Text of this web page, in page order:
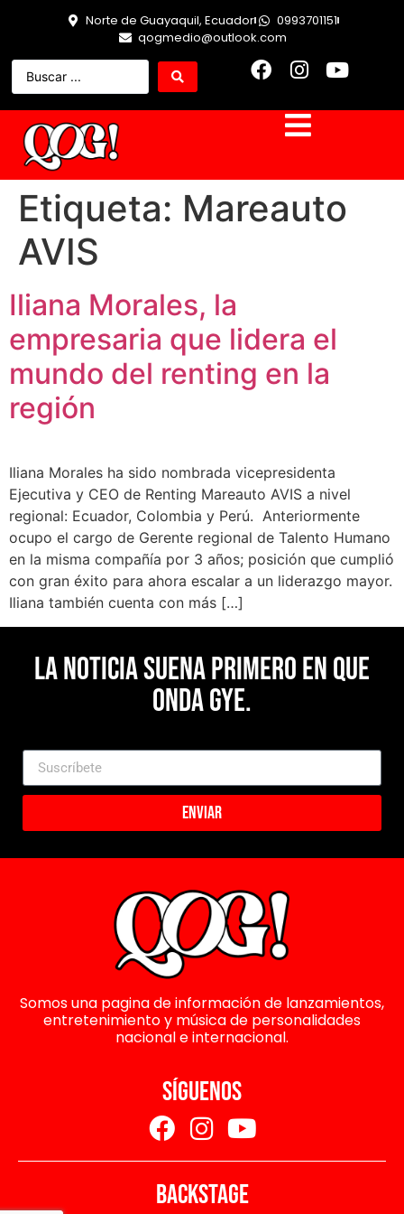
Norte de Guayaquil, Ecuador
0993701151
qogmedio@outlook.com
Etiqueta: Mareauto
AVIS
Iliana Morales, la
empresaria que lidera el
mundo del renting en la
región
Iliana Morales ha sido nombrada vicepresidenta
Ejecutiva y CEO de Renting Mareauto AVIS a nivel
regional: Ecuador, Colombia y Perú. Anteriormente
ocupo el cargo de Gerente regional de Talento Humano
en la misma compañía por 3 años; posición que cumplió
con gran éxito para ahora escalar a un liderazgo mayor.
Iliana también cuenta con más […]
La noticia suena primero en Que
Onda Gye.
Enviar
Somos una pagina de información de lanzamientos,
entretenimiento y música de personalidades
nacional e internacional.
SÍGUENOS
BACKSTAGE